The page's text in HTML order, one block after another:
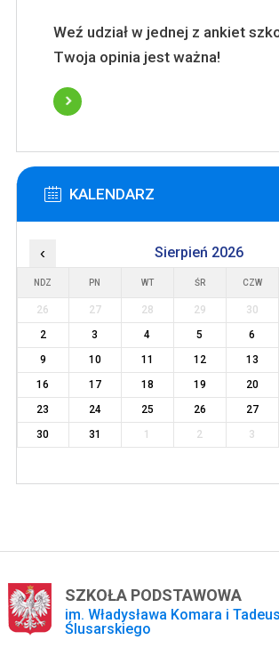
Weź udział w jednej z ankiet
Twoja opinia jest ważna!
KALENDARZ
‹ Sierpień 2026
NDZ PN WT ŚR CZW
26 27 28 29 30
2
3 4 5 6
9
10 11 12 13
16
17 18 19 20
23
24 25 26 27
30
31 1 2 3
SZKOŁA PODSTAWOWA
im. Władysława Komara i
Ślusarskiego